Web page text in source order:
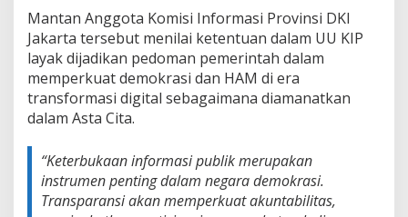
Mantan Anggota Komisi Informasi Provinsi DKI
Jakarta tersebut menilai ketentuan dalam UU KIP
layak dijadikan pedoman pemerintah dalam
memperkuat demokrasi dan HAM di era
transformasi digital sebagaimana diamanatkan
dalam Asta Cita.
“Keterbukaan informasi publik merupakan
instrumen penting dalam negara demokrasi.
Transparansi akan memperkuat akuntabilitas,